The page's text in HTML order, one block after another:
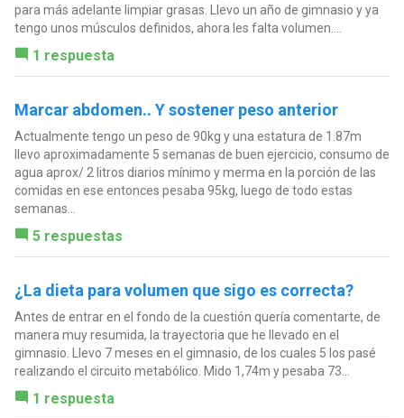
para más adelante limpiar grasas. Llevo un año de gimnasio y ya
tengo unos músculos definidos, ahora les falta volumen....
1 respuesta
Marcar abdomen.. Y sostener peso anterior
Actualmente tengo un peso de 90kg y una estatura de 1.87m
llevo aproximadamente 5 semanas de buen ejercicio, consumo de
agua aprox/ 2 litros diarios mínimo y merma en la porción de las
comidas en ese entonces pesaba 95kg, luego de todo estas
semanas...
5 respuestas
¿La dieta para volumen que sigo es correcta?
Antes de entrar en el fondo de la cuestión quería comentarte, de
manera muy resumida, la trayectoria que he llevado en el
gimnasio. Llevo 7 meses en el gimnasio, de los cuales 5 los pasé
realizando el circuito metabólico. Mido 1,74m y pesaba 73...
1 respuesta